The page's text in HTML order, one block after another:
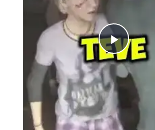
Play
Video